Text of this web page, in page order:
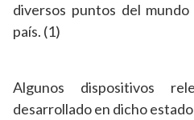
diversos puntos del
país. (1)
Algunos dispositivos
desarrollado en dicho